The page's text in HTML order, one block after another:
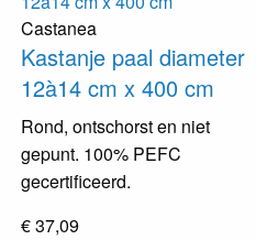
Castanea
Kastanje paal diameter
12à14 cm x 400 cm
Rond, ontschorst en niet
gepunt. 100% PEFC
gecertificeerd.
€ 37,09